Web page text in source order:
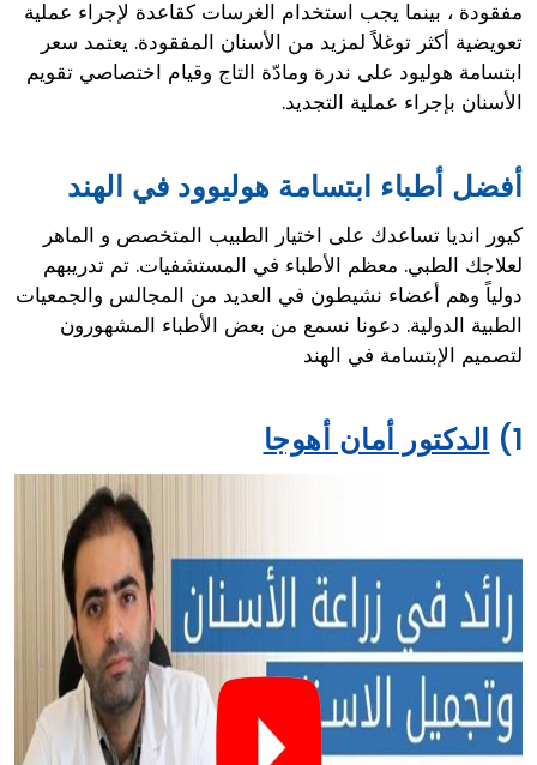
مفقودة ، بينما يجب استخدام الغرسات كقاعدة لإجراء عملية
تعويضية أكثر توغلاً لمزيد من الأسنان المفقودة. يعتمد سعر
ابتسامة هوليود على ندرة ومادّة التاج وقيام اختصاصي تقويم
الأسنان بإجراء عملية التجديد.
أفضل أطباء ابتسامة هوليوود في الهند
كيور انديا تساعدك على اختيار الطبيب المتخصص و الماهر
لعلاجك الطبي. معظم الأطباء في المستشفيات. تم تدريبهم
دولياً وهم أعضاء نشيطون في العديد من المجالس والجمعيات
الطبية الدولية. دعونا نسمع من بعض الأطباء المشهورون
لتصميم الإبتسامة في الهند
1) الدكتور أمان أهوجا